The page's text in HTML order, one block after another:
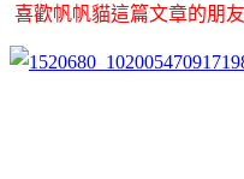
喜歡帆帆貓這篇文章的朋